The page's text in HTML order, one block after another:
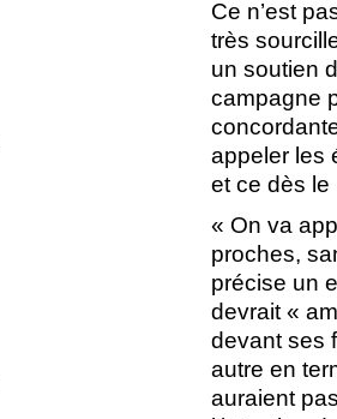
Ce n’est
très
un soutien
campagne
appeler les
et ce dès le
« On va
proches,
précise un
devrait «
devant ses
autre en
auraient